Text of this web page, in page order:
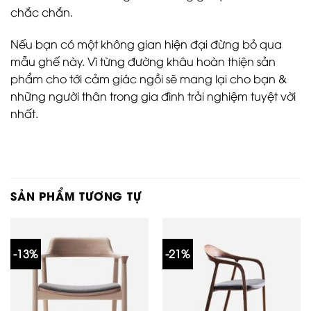
chắc chắn.
Nếu bạn có một không gian hiện đại đừng bỏ qua
mẫu ghế này. Vì từng đường khâu hoàn thiện sản
phẩm cho tới cảm giác ngồi sẽ mang lại cho bạn &
những người thân trong gia đình trải nghiệm tuyệt vời
nhất.
SẢN PHẨM TƯƠNG TỰ
-13% -21%